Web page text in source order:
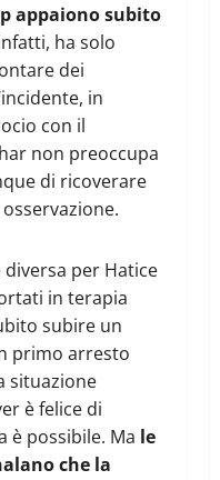
appaiono subito
ha solo
dei
in
con il
non preoccupa
di ricoverare
per Hatice
in terapia
subire un
primo arresto
situazione
è felice di
è possibile. Ma le
che la